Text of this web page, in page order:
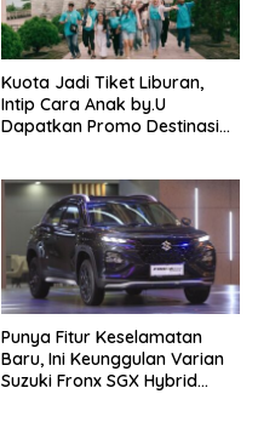
Kuota Jadi Tiket Liburan,
Intip Cara Anak by.U
Dapatkan Promo Destinasi
Punya Fitur Keselamatan
Baru, Ini Keunggulan Varian
Suzuki Fronx SGX Hybrid